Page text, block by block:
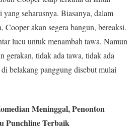
seharusnya. Biasanya, dalam
Cooper akan segera bangun, bereaksi.
lucu untuk menambah tawa. Namun
gerakan, tidak ada tawa, tidak ada
belakang panggung disebut mulai
Meninggal, Penonton
Punchline Terbaik